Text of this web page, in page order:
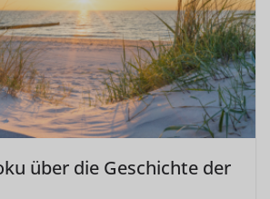
über die Geschichte der